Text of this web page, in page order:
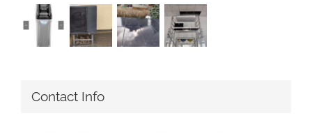
Contact Info